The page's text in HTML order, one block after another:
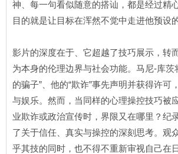
神、每一句看似随意的搭讪，都是经过精
目的就是让目标在浑然不觉中走进他预设
影片的深度在于、它超越了技巧展示，转
为本身的伦理边界与社会功能。马尼-库茨
的骗子”、他的“欺诈”事先声明并获得许可
与娱乐。然而，当同样的心理操控技巧被
业欺诈或政治宣传时，界限又在哪里？纪
了关于信任、真实与操控的深刻思考。观
乎其技的同时，也不得不重新审视自己在